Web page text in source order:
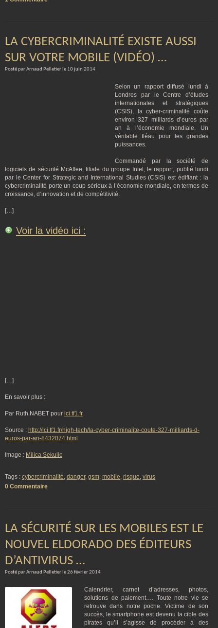
LA CYBERCRIMINALITÉ EXISTE AUSSI
SUR VOTRE MOBILE (VIDÉO) …
Posté par Arnaud Pelletier le 10 juin 2014
Selon un rapport diffusé lundi à
Londres par le Centre d’études
internationales et stratégiques
(CSIS), la cyber-criminalité coûte
environ 327 milliards d’euros par
an à l’économie mondiale. Un
véritable fléau pour les grandes
puissances.
Commandé par la société de
logiciels de sécurité McAffee, filiale du groupe Intel, le rapport, publié lundi
par le Center for Strategic and International Studies (CSIS) est édifiant : la
cybercriminalité porte un coup sérieux à l’économie mondiale, en termes de
croissance, d’innovation et de compétitivité.
[…]
Voir la vidéo ici :
[…]
En savoir plus :
Par Ruth NABET pour lci.tf1.fr
Source : http://lci.tf1.fr/high-tech/la-cyber-criminalite-coute-327-milliards-d-
euros-par-an-8432074.html
Image : Milica Sekulic
Tags : cybercriminalité, danger, gsm, mobile, risque, virus
0 Commentaire
LA SÉCURITÉ SUR LES MOBILES EST LE
NOUVEL ELDORADO DES ÉDITEURS
D’ANTIVIRUS …
Posté par Arnaud Pelletier le 26 février 2014
Calendrier, carnet d’adresses, photos,
solutions de paiement…. Toute notre vie se
retrouve dans notre poche. Victime de son
succès, le smartphone est devenu la cible des
pirates qu’il s’agisse de procéder à des